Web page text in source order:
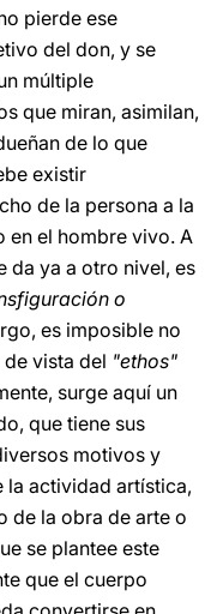
pierde ese
del don, y se
múltiple
que miran, asimilan,
de lo que
existir
de la persona a la
en el hombre vivo. A
da ya a otro nivel, es
o
es imposible no
vista del "ethos"
surge aquí un
que tiene sus
motivos y
la actividad artística,
de la obra de arte o
se plantee este
que el cuerpo